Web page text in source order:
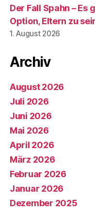
Der Fall Spahn – Es
Option, Eltern zu
1. August 2026
Archiv
August 2026
Juli 2026
Juni 2026
Mai 2026
April 2026
März 2026
Februar 2026
Januar 2026
Dezember 2025